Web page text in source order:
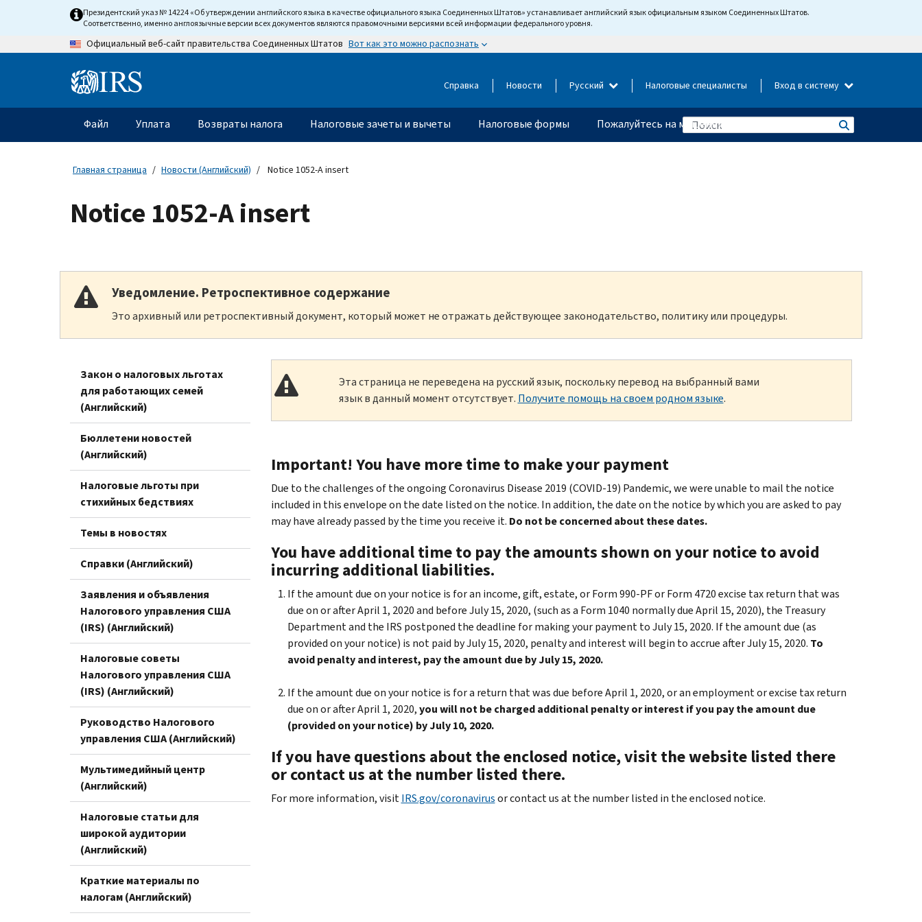
content
Президентский указ № 14224 «Об утверждении английского языка в качестве официального языка Соединенных Штатов» устанавливает английский язык официальным языком Соединенных Штатов.
Соответственно, именно англоязычные версии всех документов являются правомочными версиями всей информации федерального уровня.
Официальный веб-сайт правительства Соединенных Штатов Вот как это можно распознать
Information Справка Новости Русский Налоговые специалисты Вход в систему
Главное
меню
Файл Уплата Возвраты налога Налоговые зачеты и вычеты Налоговые формы Пожалуйтесь на мошенничество
Главная страница Новости (Английский) Notice 1052-A insert
Notice 1052-A insert
Уведомление. Ретроспективное содержание
Это архивный или ретроспективный документ, который может не отражать действующее законодательство, политику или процедуры.
Закон о налоговых льготах
для работающих семей
(Английский)
Бюллетени новостей
(Английский)
Налоговые льготы при
стихийных бедствиях
Темы в новостях
Справки (Английский)
Заявления и объявления
Налогового управления США
(IRS) (Английский)
Налоговые советы
Налогового управления США
(IRS) (Английский)
Руководство Налогового
управления США (Английский)
Мультимедийный центр
(Английский)
Налоговые статьи для
широкой аудитории
(Английский)
Краткие материалы по
налогам (Английский)
Эта страница не переведена на русский язык, поскольку перевод на выбранный вами
язык в данный момент отсутствует. Получите помощь на своем родном языке.
Important! You have more time to make your payment
Due to the challenges of the ongoing Coronavirus Disease 2019 (COVID-19) Pandemic, we were unable to mail the notice
included in this envelope on the date listed on the notice. In addition, the date on the notice by which you are asked to pay
may have already passed by the time you receive it. Do not be concerned about these dates.
You have additional time to pay the amounts shown on your notice to avoid
incurring additional liabilities.
If the amount due on your notice is for an income, gift, estate, or Form 990-PF or Form 4720 excise tax return that was
due on or after April 1, 2020 and before July 15, 2020, (such as a Form 1040 normally due April 15, 2020), the Treasury
Department and the IRS postponed the deadline for making your payment to July 15, 2020. If the amount due (as
provided on your notice) is not paid by July 15, 2020, penalty and interest will begin to accrue after July 15, 2020. To
avoid penalty and interest, pay the amount due by July 15, 2020.
If the amount due on your notice is for a return that was due before April 1, 2020, or an employment or excise tax return
due on or after April 1, 2020,you will not be charged additional penalty or interest if you pay the amount due
(provided on your notice) by July 10, 2020.
If you have questions about the enclosed notice, visit the website listed there
or contact us at the number listed there.
For more information, visitIRS.gov/coronavirusor contact us at the number listed in the enclosed notice.